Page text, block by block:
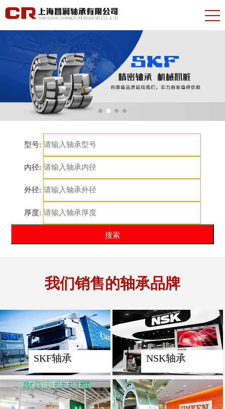
型号:
内径:
外径:
厚度:
我们销售的轴承品牌
SKF轴承 NSK轴承